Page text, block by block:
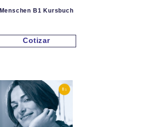
Menschen B1 Kursbuch
Cotizar